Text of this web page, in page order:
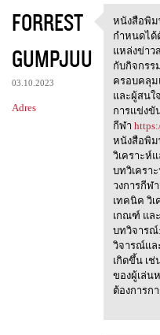
K
o
m
e
n
FORREST
GUMPJUU
03.10.2023
Adres
หนังสือ
หนังสือพิม
กำหนดได้
แหล่งข่าว
กับกิจกรร
ครอบคลุม
และผู้สนใ
การแข่งขั
กีฬา
หนังสือพิม
วิเคราะห์
บทวิเครา
วงการกีฬ
เทคนิค วิ
เกณฑ์ แล
บทวิจารณ์
วิจารณ์แล
เกิดขึ้น เ
ของผู้เล่น
ต้องการก